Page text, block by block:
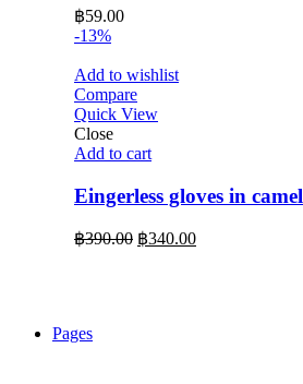
฿59.00
-13%
Add to wishlist
Compare
Quick View
Close
Add to cart
Eingerless gloves in camel
฿390.00 Original
฿340.00Current
Pages